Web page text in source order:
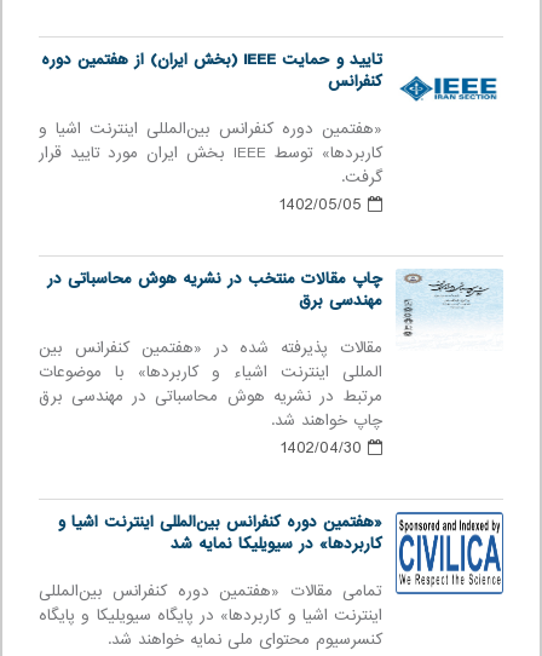
تایید و حمایت IEEE (بخش ایران) از هفتمین دوره
كنفرانس
«هفتمین دوره كنفرانس بین‌المللی اينترنت اشيا و
كاربردها» توسط IEEE بخش ایران مورد تایید قرار
گرفت.
1402/05/05
چاپ مقالات منتخب در نشریه هوش محاسباتی در
مهندسی برق
مقالات پذیرفته شده در «هفتمین کنفرانس بین
المللی اینترنت اشیاء و کاربردها» با موضوعات
مرتبط در نشریه هوش محاسباتی در مهندسی برق
چاپ خواهند شد.
1402/04/30
«هفتمین دوره كنفرانس بین‌المللی اينترنت اشيا و
كاربردها» در سیویلیکا نمایه شد
تمامی مقالات «هفتمین دوره كنفرانس بین‌المللی
اينترنت اشيا و كاربردها» در پایگاه سیویلیکا و پایگاه
کنسرسیوم محتوای ملی نمایه خواهند شد.